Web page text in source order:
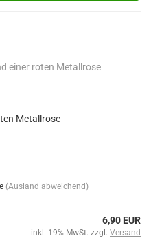
Metallrose
(Ausland abweichend)
6,90 EUR
inkl. 19% MwSt. zzgl. Versand